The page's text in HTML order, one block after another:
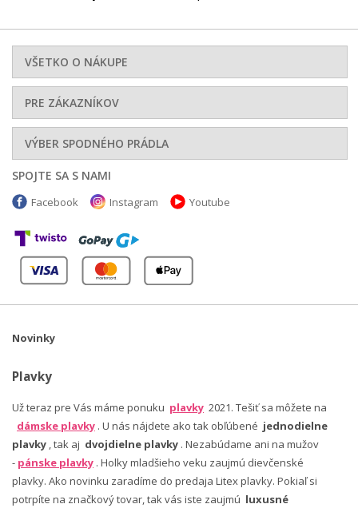
VŠETKO O NÁKUPE
PRE ZÁKAZNÍKOV
VÝBER SPODNÉHO PRÁDLA
SPOJTE SA S NAMI
Facebook Instagram Youtube
Novinky
Plavky
Už teraz pre Vás máme ponuku plavky 2021. Tešiť sa môžete na
dámske plavky . U nás nájdete ako tak obľúbené jednodielne
plavky , tak aj dvojdielne plavky . Nezabúdame ani na mužov
- pánske plavky . Holky mladšieho veku zaujmú dievčenské
plavky. Ako novinku zaradíme do predaja Litex plavky. Pokiaľ si
potrpíte na značkový tovar, tak vás iste zaujmú luxusné